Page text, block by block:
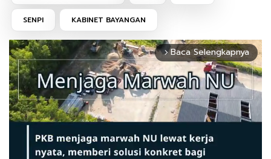
SENPI KABINET BAYANGAN
arrow_forward_ios Baca Selengkapnya